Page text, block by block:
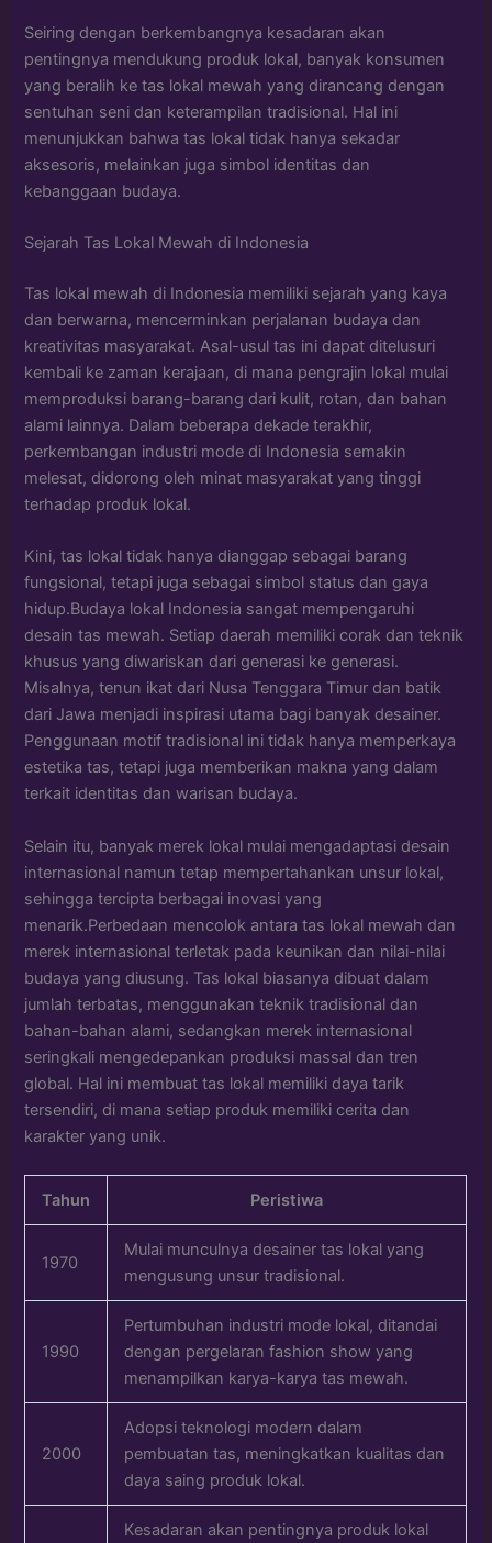
Seiring dengan berkembangnya kesadaran akan
pentingnya mendukung produk lokal, banyak konsumen
yang beralih ke tas lokal mewah yang dirancang dengan
sentuhan seni dan keterampilan tradisional. Hal ini
menunjukkan bahwa tas lokal tidak hanya sekadar
aksesoris, melainkan juga simbol identitas dan
kebanggaan budaya.
Sejarah Tas Lokal Mewah di Indonesia
Tas lokal mewah di Indonesia memiliki sejarah yang kaya
dan berwarna, mencerminkan perjalanan budaya dan
kreativitas masyarakat. Asal-usul tas ini dapat ditelusuri
kembali ke zaman kerajaan, di mana pengrajin lokal mulai
memproduksi barang-barang dari kulit, rotan, dan bahan
alami lainnya. Dalam beberapa dekade terakhir,
perkembangan industri mode di Indonesia semakin
melesat, didorong oleh minat masyarakat yang tinggi
terhadap produk lokal.
Kini, tas lokal tidak hanya dianggap sebagai barang
fungsional, tetapi juga sebagai simbol status dan gaya
hidup.Budaya lokal Indonesia sangat mempengaruhi
desain tas mewah. Setiap daerah memiliki corak dan teknik
khusus yang diwariskan dari generasi ke generasi.
Misalnya, tenun ikat dari Nusa Tenggara Timur dan batik
dari Jawa menjadi inspirasi utama bagi banyak desainer.
Penggunaan motif tradisional ini tidak hanya memperkaya
estetika tas, tetapi juga memberikan makna yang dalam
terkait identitas dan warisan budaya.
Selain itu, banyak merek lokal mulai mengadaptasi desain
internasional namun tetap mempertahankan unsur lokal,
sehingga tercipta berbagai inovasi yang
menarik.Perbedaan mencolok antara tas lokal mewah dan
merek internasional terletak pada keunikan dan nilai-nilai
budaya yang diusung. Tas lokal biasanya dibuat dalam
jumlah terbatas, menggunakan teknik tradisional dan
bahan-bahan alami, sedangkan merek internasional
seringkali mengedepankan produksi massal dan tren
global. Hal ini membuat tas lokal memiliki daya tarik
tersendiri, di mana setiap produk memiliki cerita dan
karakter yang unik.
Tahun Peristiwa
1970
Mulai munculnya desainer tas lokal yang
mengusung unsur tradisional.
1990
Pertumbuhan industri mode lokal, ditandai
dengan pergelaran fashion show yang
menampilkan karya-karya tas mewah.
2000
Adopsi teknologi modern dalam
pembuatan tas, meningkatkan kualitas dan
daya saing produk lokal.
Kesadaran akan pentingnya produk lokal